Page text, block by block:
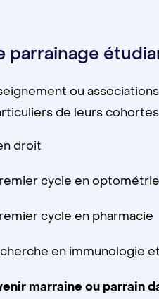
parrainage
ou
de leurs
droit
cycle en optométrie
cycle en pharmacie
en immunologie
marraine ou parrain